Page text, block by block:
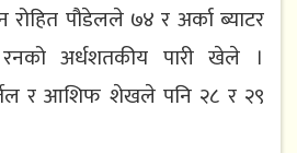
पौडेलले ७४ र अर्का ब्याटर
अर्धशतकीय पारी खेले ।
र आशिफ शेखले पनि २८ र २९